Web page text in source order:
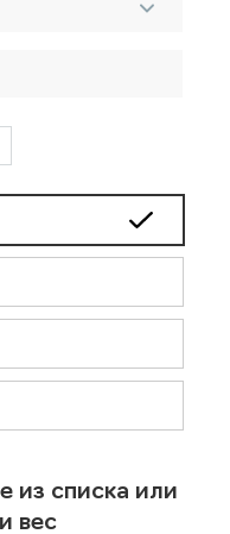
из списка или
вес